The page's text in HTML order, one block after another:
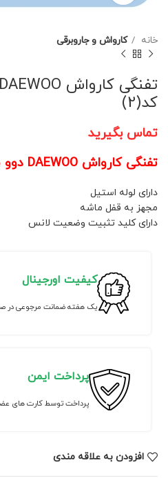
خانه کارواش و جاروبرقی
کد(2)
تماس بگیرید
تفنگی کارواش DAEWOO دوو مدلG50 کد(2)
دارای لوله استیل
مجهز به قفل ماشه
دارای کلید تثبیت وضعیت لانس
کیفیت اورجینال
یک هفته ضمانت مرجوعی در
پرداخت ایمن
پرداخت توسط کارت های
افزودن به علاقه مندی